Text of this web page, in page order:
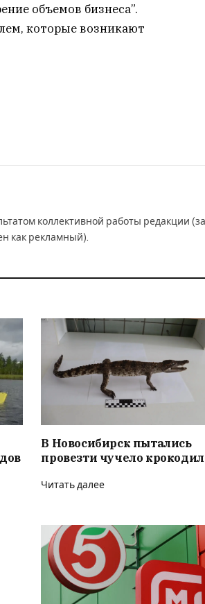
объемов бизнеса”.
которые возникают
коллективной работы редакции (за
как рекламный).
В Новосибирск пытались
провезти чучело
Читать далее